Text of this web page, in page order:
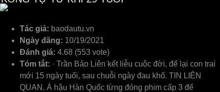
Tác giả: baodautu.vn
Ngày đăng: 10/19/2021
Đánh giá: 4.68 (553 vote)
Tóm tắt: · Trần Bảo Liên kết liễu cuộc đời, để lại con trai
mới 15 ngày tuổi, sau chuỗi ngày đau khổ. TIN LIÊN
QUAN. Á hậu Hàn Quốc từng đóng phim cấp 3 để